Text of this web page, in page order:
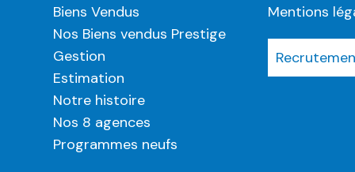
Biens Vendus
Nos Biens vendus Prestige
Gestion
Estimation
Notre histoire
Nos 8 agences
Programmes neufs
Mentions